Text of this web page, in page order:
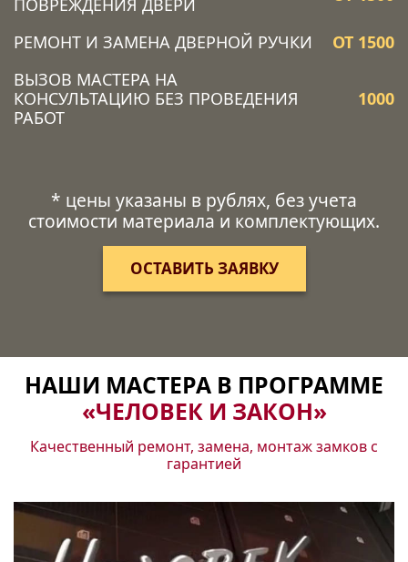
РЕМОНТ И ЗАМЕНА ДВЕРНОЙ РУЧКИ
ОТ 1500
ВЫЗОВ МАСТЕРА НА
КОНСУЛЬТАЦИЮ БЕЗ ПРОВЕДЕНИЯ
РАБОТ
1000
* цены указаны в рублях, без учета
стоимости материала и комплектующих.
ОСТАВИТЬ ЗАЯВКУ
НАШИ МАСТЕРА В ПРОГРАММЕ
«ЧЕЛОВЕК И ЗАКОН»
Качественный ремонт, замена, монтаж замков с
гарантией